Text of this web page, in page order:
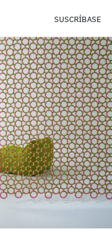
SUSCRÍBASE